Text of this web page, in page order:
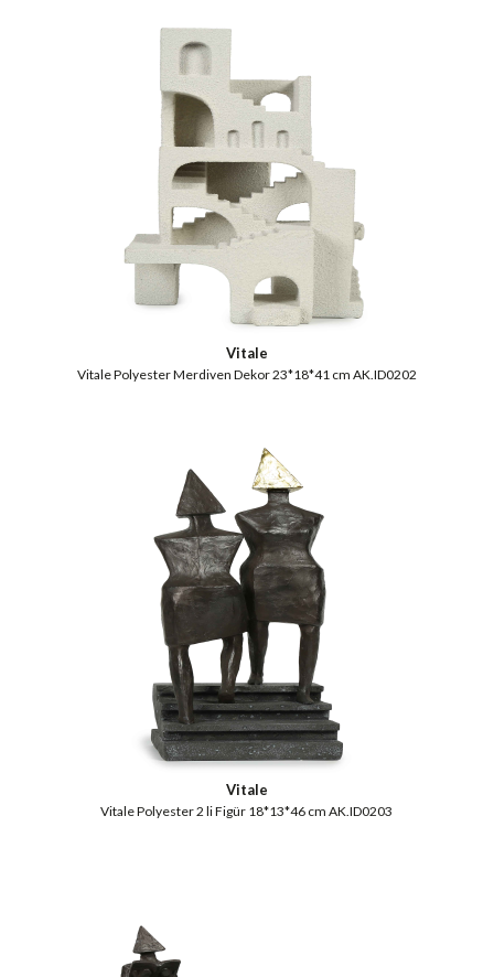
Vitale
Vitale Polyester Merdiven Dekor 23*18*41 cm AK.ID0202
Vitale
Vitale Polyester 2 li Figür 18*13*46 cm AK.ID0203